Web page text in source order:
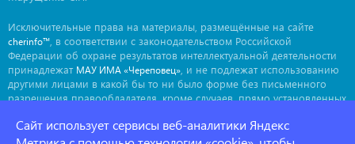
Исключительные права на материалы, размещённые на сайте
cherinfo™ , в соответствии с законодательством Российской
Федерации об охране результатов интеллектуальной деятельности
принадлежат МАУ ИМА «Череповец» , и не подлежат использованию
другими лицами в какой бы то ни было форме без письменного
разрешения правообладателя, кроме случаев, прямо установленных
ima@cherinfo.ru. Мнение авторов может не совпадать с мнением
редакции.
Сайт использует сервисы веб-аналитики Яндекс